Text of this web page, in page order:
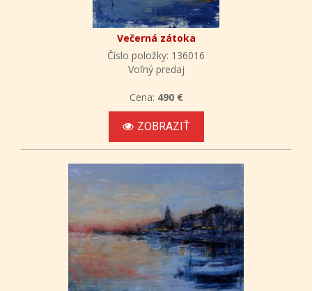
Večerná zátoka
Číslo položky: 136016
Voľný predaj
Cena: 490 €
ZOBRAZIŤ